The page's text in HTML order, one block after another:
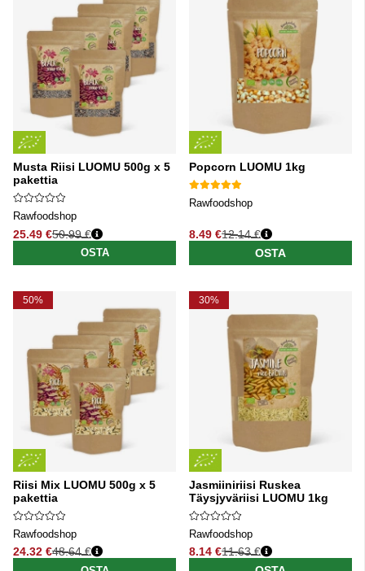
Musta Riisi LUOMU 500g x 5
pakettia
Rawfoodshop
25.49 €
Normaali hinta
50.99 €
OSTA
Popcorn LUOMU 1kg
Rawfoodshop
8.49 €
Normaali hinta
12.14 €
OSTA
50%
Riisi Mix LUOMU 500g x 5
pakettia
Rawfoodshop
24.32 €
Normaali hinta
48.64 €
30%
Jasmiiniriisi Ruskea
Täysjyväriisi LUOMU 1kg
Rawfoodshop
8.14 €
Normaali hinta
11.63 €